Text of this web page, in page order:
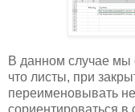
В данном случае мы
что листы, при
переименовывать
сориентироваться